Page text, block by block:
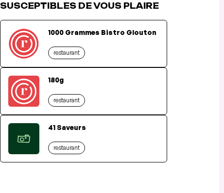
SUSCEPTIBLES DE VOUS PLAIRE
1000 Grammes Bistro Glouton
restaurant
180g
restaurant
41 Saveurs
restaurant